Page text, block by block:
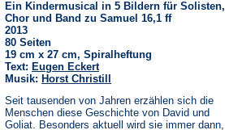
Ein Kindermusical in 5 Bildern für Solisten,
Chor und Band zu Samuel 16,1 ff
2013
80 Seiten
19 cm x 27 cm, Spiralheftung
Text: Eugen Eckert
Musik: Horst Christill
Seit tausenden von Jahren erzählen sich die
Menschen diese Geschichte von David und
Goliat. Besonders aktuell wird sie immer dann,